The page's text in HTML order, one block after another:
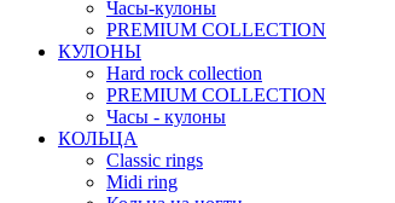
Часы-кулоны
PREMIUM COLLECTION
КУЛОНЫ
Hard rock collection
PREMIUM COLLECTION
Часы - кулоны
КОЛЬЦА
Classic rings
Midi ring